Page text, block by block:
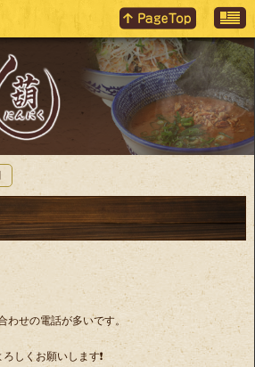
わせの電話が多いです。
しくお願いします❗️